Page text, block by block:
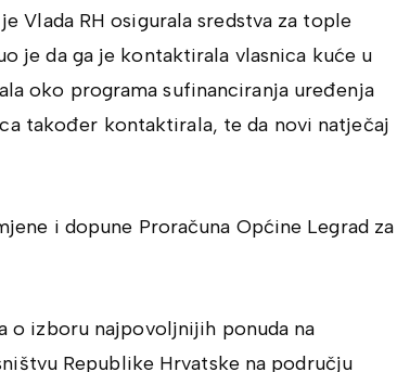
Vlada RH osigurala sredstva za tople
je da ga je kontaktirala vlasnica kuće u
oko programa sufinanciranja uređenja
također kontaktirala, te da novi natječaj
i dopune Proračuna Općine Legrad za
o izboru najpovoljnijih ponuda na
Republike Hrvatske na području